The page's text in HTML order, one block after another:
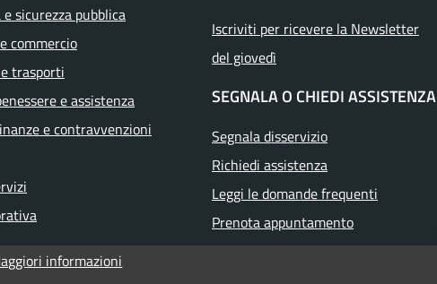
sicurezza pubblica
commercio
trasporti
e assistenza
e contravvenzioni
Iscriviti per ricevere la Newsletter
del giovedì
SEGNALA O CHIEDI ASSISTENZA
Segnala disservizio
Richiedi assistenza
Leggi le domande frequenti
Prenota appuntamento
informazioni